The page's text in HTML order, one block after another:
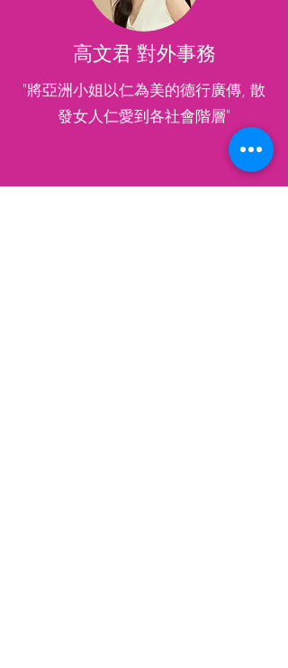
高文君 對外事務
"將亞洲小姐以仁為美的德行廣傳, 散
發女人仁愛到各社會階層"